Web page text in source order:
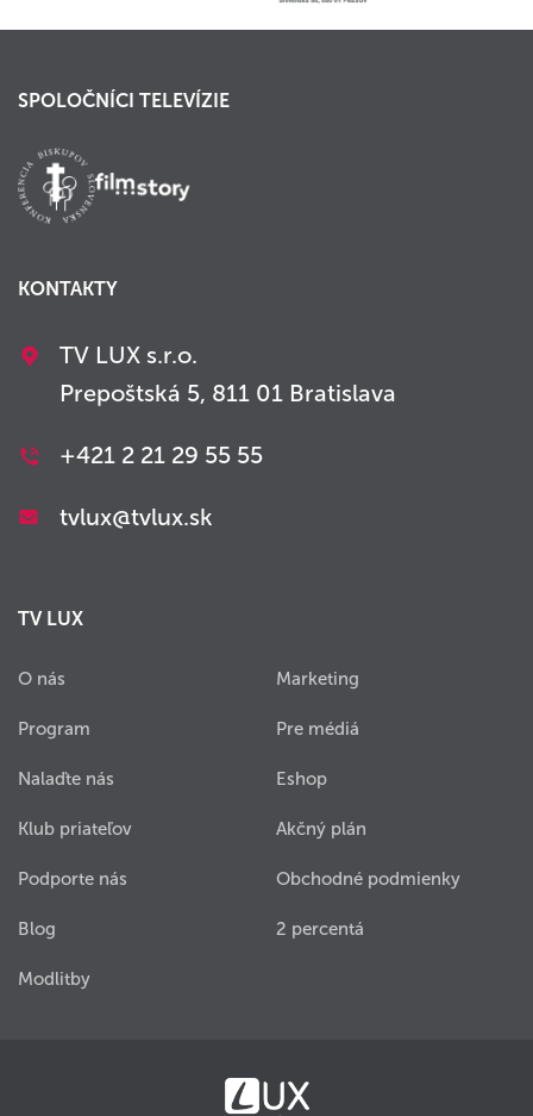
SPOLOČNÍCI TELEVÍZIE
KONTAKTY
TV LUX s.r.o.
Prepoštská 5, 811 01 Bratislava
+421 2 21 29 55 55
tvlux@tvlux.sk
TV LUX
O nás
Program
Nalaďte nás
Klub priateľov
Podporte nás
Blog
Modlitby
Marketing
Pre médiá
Eshop
Akčný plán
Obchodné podmienky
2 percentá